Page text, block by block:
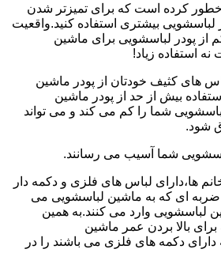
خطور کرده است که برای تمیزتر شدن
لباسشویی بیشتری استفاده کنید.واقعیت
از پودر لباسشویی برای ماشین
استفاده زیاد!
های کثیف خودتان از پودر ماشین
بیش از حد از پودر ماشین
شما را کم می کند و می تواند
شود.
شما آسیب می رسانند.
ها،دارای لباس های فلزی و دکمه دار
ضربه ای که به ماشین لباسشویی می
لباسشویی وارد می کنند.به همین
بالا بردن عمر ماشین
دکمه های فلزی می باشند را در